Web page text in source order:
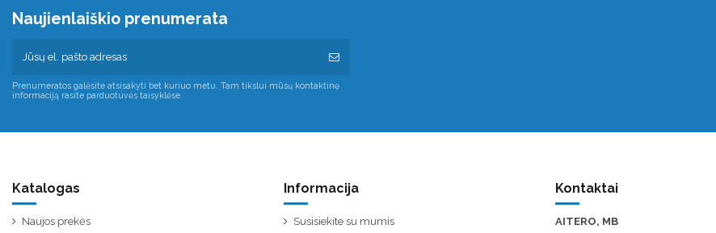
Naujienlaiškio prenumerata
Prenumeratos galėsite atsisakyti bet kuriuo metu. Tam tikslui mūsų kontaktinę
informaciją rasite parduotuvės taisyklėse.
Katalogas
Naujos prekės
Informacija
Susisiekite su mumis
Kontaktai
AITERO, MB